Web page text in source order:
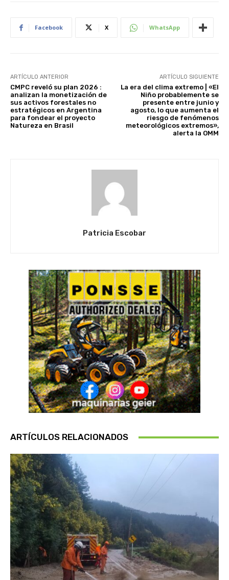
Facebook X WhatsApp
ARTÍCULO ANTERIOR
CMPC reveló su plan 2026 :
analizan la monetización de
sus activos forestales no
estratégicos en Argentina
para fondear el proyecto
Natureza en Brasil
ARTÍCULO SIGUIENTE
La era del clima extremo | «El
Niño probablemente se
presente entre junio y
agosto, lo que aumenta el
riesgo de fenómenos
meteorológicos extremos»,
alerta la OMM
Patricia Escobar
ARTÍCULOS RELACIONADOS